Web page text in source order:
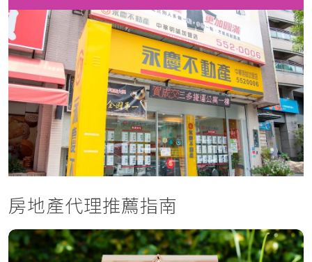
房地產代理推薦指南